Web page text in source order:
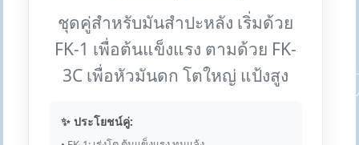
ชุดคู่สำหรับมันสำปะหลัง เริ่มด้วย
FK-1 เพื่อต้นแข็งแรง ตามด้วย FK-
3C เพื่อหัวมันดก โตใหญ่ แป้งสูง
✨ ประโยชน์คู่: